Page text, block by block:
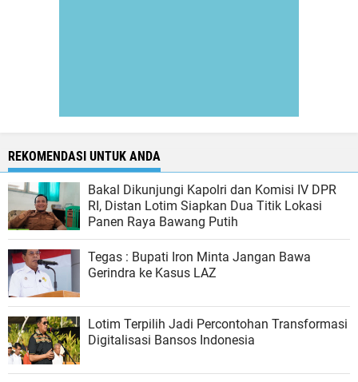
REKOMENDASI UNTUK ANDA
Bakal Dikunjungi Kapolri dan Komisi IV DPR
RI, Distan Lotim Siapkan Dua Titik Lokasi
Panen Raya Bawang Putih
Tegas : Bupati Iron Minta Jangan Bawa
Gerindra ke Kasus LAZ
Lotim Terpilih Jadi Percontohan Transformasi
Digitalisasi Bansos Indonesia